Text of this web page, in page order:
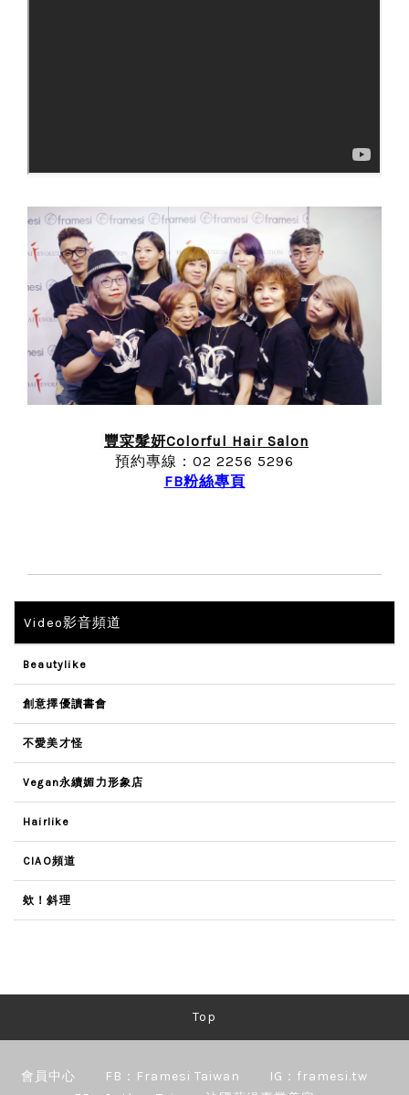
豐寀髮妍Colorful Hair Salon
預約專線：02 2256 5296
FB粉絲專頁
Video影音頻道
Beautylike
創意擇優讀書會
不愛美才怪
Vegan永續媚力形象店
Hairlike
CIAO頻道
欸！斜理
Top
會員中心 FB：Framesi Taiwan
IG：framesi.tw